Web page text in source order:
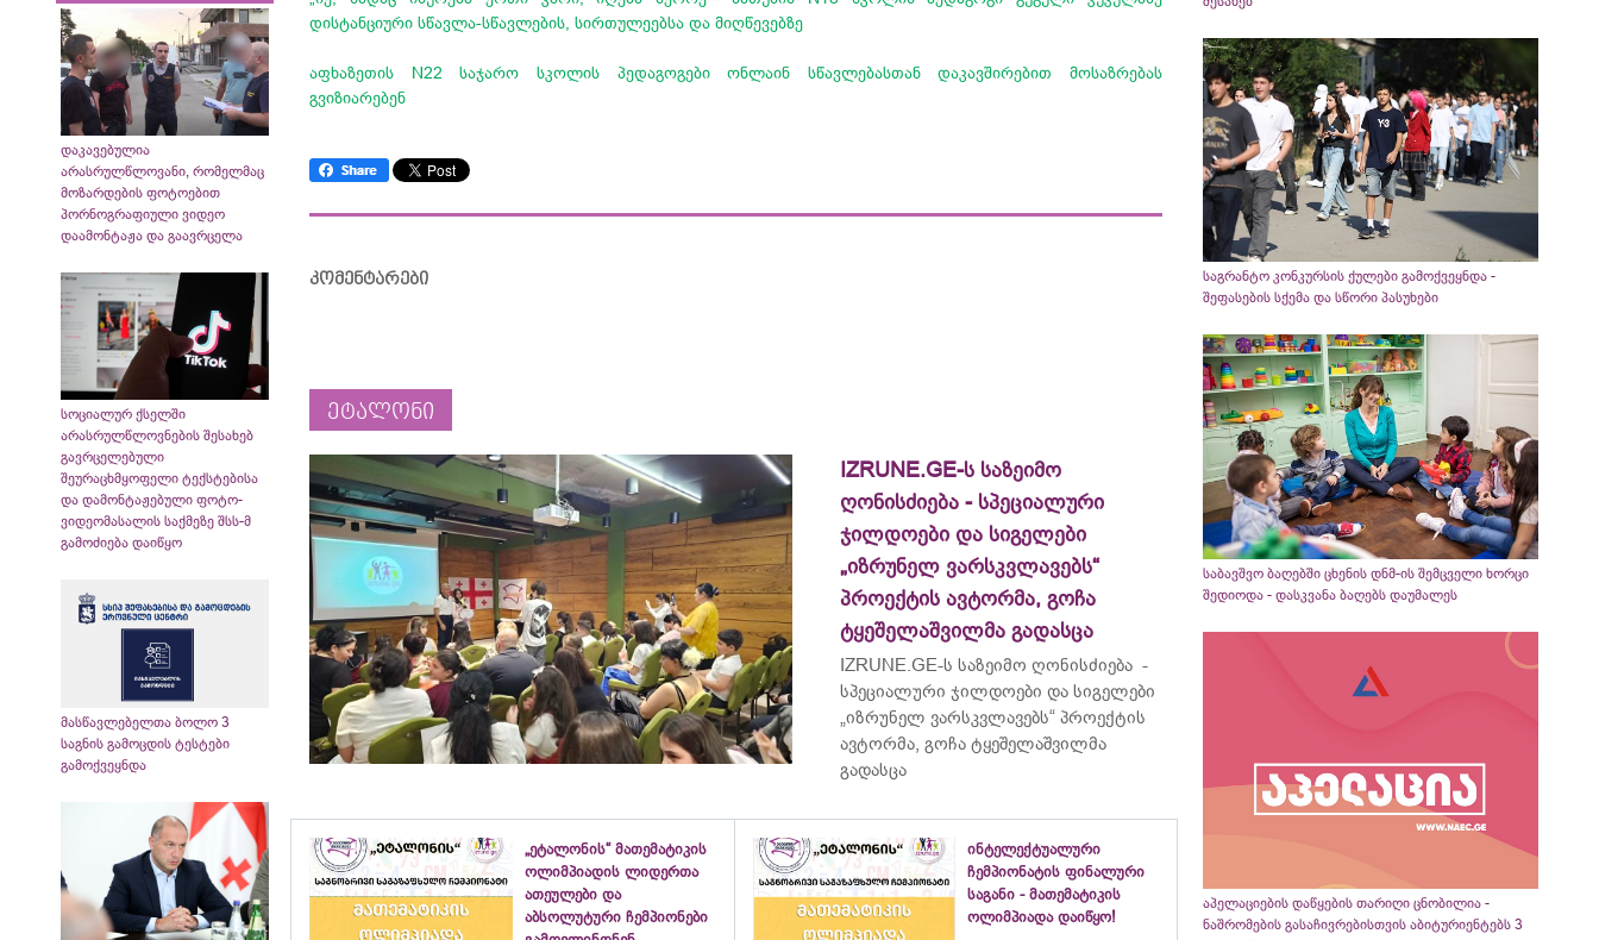
დაკავებულია
არასრულწლოვანი, რომელმაც
მოზარდების ფოტოებით
პორნოგრაფიული ვიდეო
დაამონტაჟა და გაავრცელა
სოციალურ ქსელში
არასრულწლოვნების შესახებ
გავრცელებული
შეურაცხმყოფელი ტექსტებისა
და დამონტაჟებული ფოტო-
ვიდეომასალის საქმეზე შსს-მ
გამოძიება დაიწყო
მასწავლებელთა ბოლო 3
საგნის გამოცდის ტესტები
გამოქვეყნდა
დისტანციური სწავლა-სწავლების, სირთულეებსა და მიღწევებზე
აფხაზეთის N22 საჯარო სკოლის პედაგოგები ონლაინ სწავლებასთან დაკავშირებით მოსაზრებას
გვიზიარებენ
კომენტარები
ეტალონი
IZRUNE.GE-ს საზეიმო
ღონისძიება - სპეციალური
ჯილდოები და სიგელები
„იზრუნელ ვარსკვლავებს“
პროექტის ავტორმა, გოჩა
ტყეშელაშვილმა გადასცა
IZRUNE.GE-ს საზეიმო ღონისძიება -
სპეციალური ჯილდოები და სიგელები
„იზრუნელ ვარსკვლავებს“ პროექტის
ავტორმა, გოჩა ტყეშელაშვილმა
გადასცა
„ეტალონის“ მათემატიკის
ოლიმპიადის ლიდერთა
ათეულები და
აბსოლუტური ჩემპიონები
ინტელექტუალური
ჩემპიონატის ფინალური
საგანი - მათემატიკის
ოლიმპიადა დაიწყო!
საგრანტო კონკურსის ქულები გამოქვეყნდა -
შეფასების სქემა და სწორი პასუხები
საბავშვო ბაღებში ცხენის დნმ-ის შემცველი ხორცი
შედიოდა - დასკვანა ბაღებს დაუმალეს
აპელაციების დაწყების თარიღი ცნობილია -
ნაშრომების გასაჩივრებისთვის აბიტურიენტებს 3